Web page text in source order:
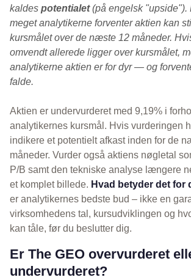
kaldes potentialet(på engelsk "upside").
meget analytikerne forventer aktien kan
kursmålet over de næste 12 måneder.
omvendt allerede ligger over kursmålet,
analytikerne aktien er for dyr — og
falde.
Aktien er undervurderet med 9,19% i
analytikernes kursmål. Hvis vurderingen
indikere et potentielt afkast inden for de
måneder. Vurder også aktiens nøgletal
P/B samt den tekniske analyse længere
et komplet billede. Hvad betyder det for
er analytikernes bedste bud – ikke en
virksomhedens tal, kursudviklingen og
kan tåle, før du beslutter dig.
Er The GEO overvurderet
undervurderet?